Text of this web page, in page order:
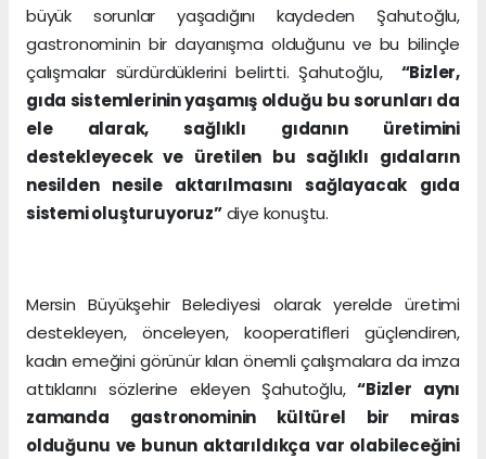
büyük sorunlar yaşadığını kaydeden Şahutoğlu,
gastronominin bir dayanışma olduğunu ve bu bilinçle
çalışmalar sürdürdüklerini belirtti. Şahutoğlu, “Bizler,
gıda sistemlerinin yaşamış olduğu bu sorunları da
ele alarak, sağlıklı gıdanın üretimini
destekleyecek ve üretilen bu sağlıklı gıdaların
nesilden nesile aktarılmasını sağlayacak gıda
sistemi oluşturuyoruz”diye konuştu.
Mersin Büyükşehir Belediyesi olarak yerelde üretimi
destekleyen, önceleyen, kooperatifleri güçlendiren,
kadın emeğini görünür kılan önemli çalışmalara da imza
attıklarını sözlerine ekleyen Şahutoğlu,“Bizler aynı
zamanda gastronominin kültürel bir miras
olduğunu ve bunun aktarıldıkça var olabileceğini